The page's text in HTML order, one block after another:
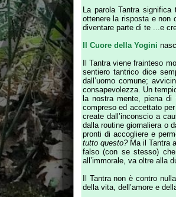
pronti di accogliere e
tutto questo? Ma il Tantra
falso (con se stesso) che
all’immorale, va oltre alla
Il Tantra non è contro nulla,
"L’amore è la sola religione,
difficile. È semplice quanto il
nascita, ma naturalmente non
Ma come si raggiunge
presente in ognuno di noi; è
viaggio per raggiungerlo ma
nell’Esistenza il mattino esiste
“Il Tantra è il cammino della
essere se stessi" OSHO
quindi il valore che gli
energie assopite ma sono
viaggio della vita